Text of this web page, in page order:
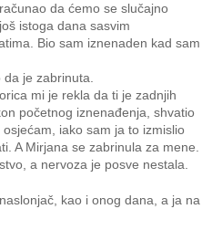
da ćemo se slučajno
istoga dana sasvim
Bio sam iznenaden kad sam
je zabrinuta.
mi je rekla da ti je zadnjih
početnog iznenađenja, shvatio
iako sam ja to izmislio
A Mirjana se zabrinula za mene.
a nervoza je posve nestala.
kao i onog dana, a ja na